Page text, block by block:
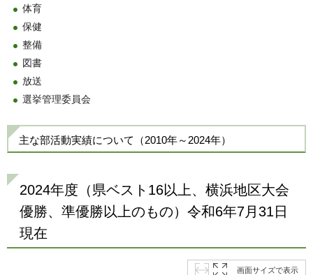
体育
保健
整備
図書
放送
選挙管理委員会
主な部活動実績について（2010年～2024年）
2024年度（県ベスト16以上、横浜地区大会
優勝、準優勝以上のもの）令和6年7月31日
現在
画面サイズで表示